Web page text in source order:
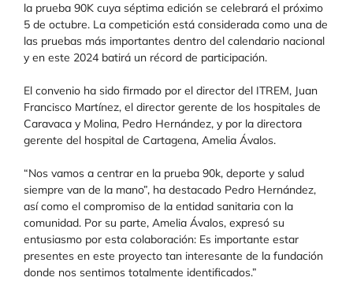
la prueba 90K cuya séptima edición se celebrará el próximo
5 de octubre. La competición está considerada como una de
las pruebas más importantes dentro del calendario nacional
y en este 2024 batirá un récord de participación.
El convenio ha sido firmado por el director del ITREM, Juan
Francisco Martínez, el director gerente de los hospitales de
Caravaca y Molina, Pedro Hernández, y por la directora
gerente del hospital de Cartagena, Amelia Ávalos.
“Nos vamos a centrar en la prueba 90k, deporte y salud
siempre van de la mano”, ha destacado Pedro Hernández,
así como el compromiso de la entidad sanitaria con la
comunidad. Por su parte, Amelia Ávalos, expresó su
entusiasmo por esta colaboración: Es importante estar
presentes en este proyecto tan interesante de la fundación
donde nos sentimos totalmente identificados.”